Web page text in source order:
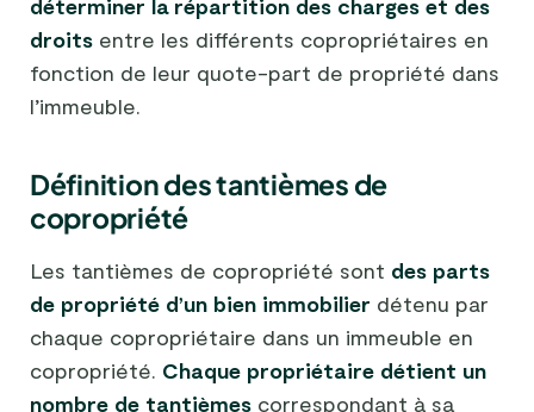
déterminer la répartition des charges et des
droits entre les différents copropriétaires en
fonction de leur quote-part de propriété dans
l’immeuble.
Définition des tantièmes de
copropriété
Les tantièmes de copropriété sont des parts
de propriété d’un bien immobilier détenu par
chaque copropriétaire dans un immeuble en
copropriété. Chaque propriétaire détient un
nombre de tantièmes correspondant à sa